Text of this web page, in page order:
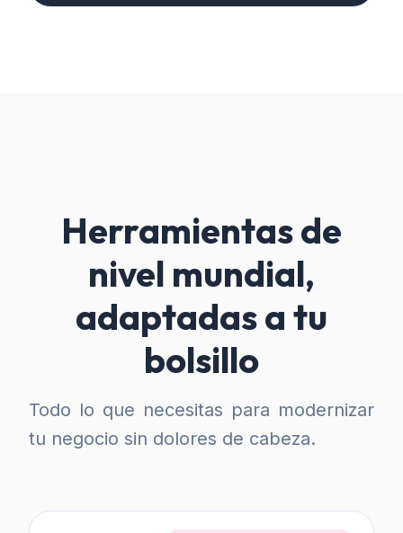
Herramientas de
nivel mundial,
adaptadas a tu
bolsillo
Todo lo que necesitas para modernizar
tu negocio sin dolores de cabeza.